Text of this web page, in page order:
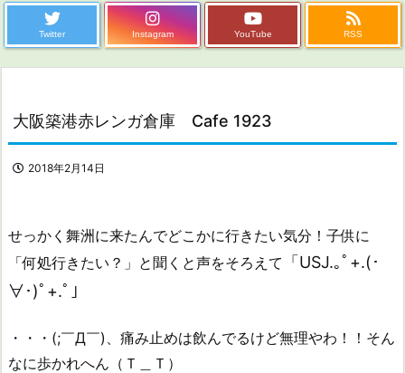
Twitter Instagram YouTube RSS
大阪築港赤レンガ倉庫 Cafe 1923
2018年2月14日
せっかく舞洲に来たんでどこかに行きたい気分！子供に
「何処行きたい？」と聞くと声をそろえて 「USJ.｡ﾟ+.(･
∀･)ﾟ+.ﾟ」
・・・(;￣Д￣)、痛み止めは飲んでるけど無理やわ！！そん
なに歩かれへん（Ｔ＿Ｔ）